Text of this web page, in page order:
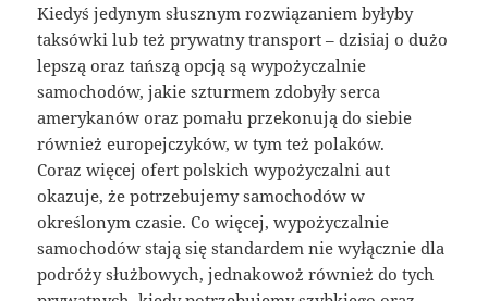
Kiedyś jedynym słusznym rozwiązaniem byłyby
taksówki lub też prywatny transport – dzisiaj o dużo
lepszą oraz tańszą opcją są wypożyczalnie
samochodów, jakie szturmem zdobyły serca
amerykanów oraz pomału przekonują do siebie
również europejczyków, w tym też polaków.
Coraz więcej ofert polskich wypożyczalni aut
okazuje, że potrzebujemy samochodów w
określonym czasie. Co więcej, wypożyczalnie
samochodów stają się standardem nie wyłącznie dla
podróży służbowych, jednakowoż również do tych